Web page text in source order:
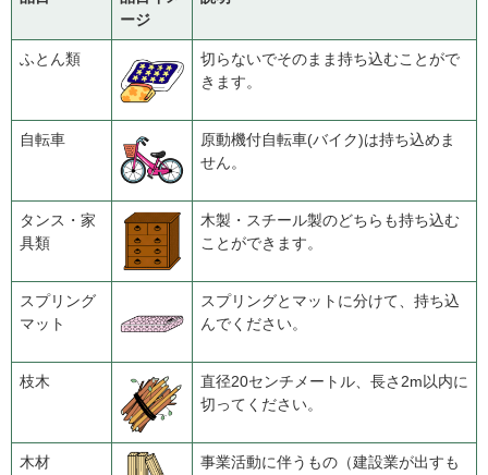
ージ
ふとん類
切らないでそのまま持ち込むことがで
きます。
自転車
原動機付自転車(バイク)は持ち込めま
せん。
タンス・家
具類
木製・スチール製のどちらも持ち込む
ことができます。
スプリング
マット
スプリングとマットに分けて、持ち込
んでください。
枝木
直径20センチメートル、長さ2m以内に
切ってください。
木材
事業活動に伴うもの（建設業が出すも